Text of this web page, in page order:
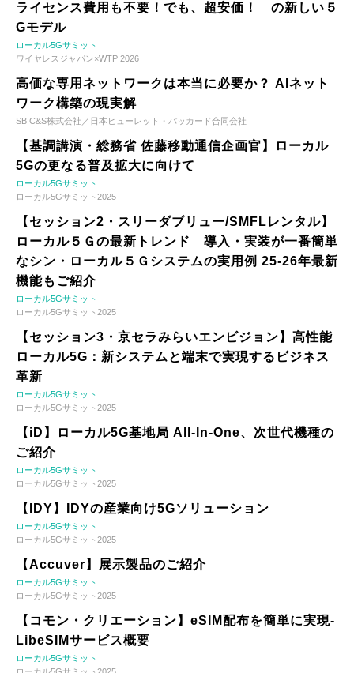
ライセンス費用も不要！でも、超安価！ の新しい５
Gモデル
ローカル5Gサミット
ワイヤレスジャパン×WTP 2026
高価な専用ネットワークは本当に必要か？ AIネット
ワーク構築の現実解
SB C&S株式会社／日本ヒューレット・パッカード合同会社
【基調講演・総務省 佐藤移動通信企画官】ローカル
5Gの更なる普及拡大に向けて
ローカル5Gサミット
ローカル5Gサミット2025
【セッション2・スリーダブリュー/SMFLレンタル】
ローカル５Ｇの最新トレンド 導入・実装が一番簡単
なシン・ローカル５Ｇシステムの実用例 25-26年最新
機能もご紹介
ローカル5Gサミット
ローカル5Gサミット2025
【セッション3・京セラみらいエンビジョン】高性能
ローカル5G：新システムと端末で実現するビジネス
革新
ローカル5Gサミット
ローカル5Gサミット2025
【iD】ローカル5G基地局 All-In-One、次世代機種の
ご紹介
ローカル5Gサミット
ローカル5Gサミット2025
【IDY】IDYの産業向け5Gソリューション
ローカル5Gサミット
ローカル5Gサミット2025
【Accuver】展示製品のご紹介
ローカル5Gサミット
ローカル5Gサミット2025
【コモン・クリエーション】eSIM配布を簡単に実現-
LibeSIMサービス概要
ローカル5Gサミット